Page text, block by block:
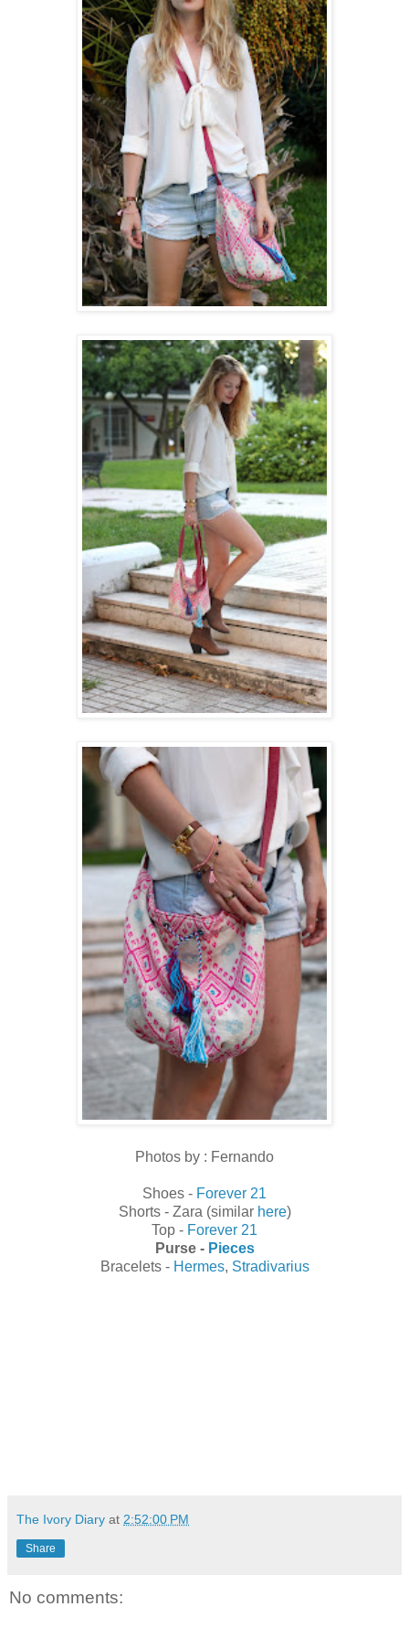
Photos by : Fernando
Shoes - Forever 21
Shorts - Zara (similar here)
Top - Forever 21
Purse - Pieces
Bracelets - Hermes, Stradivarius
The Ivory Diary at 2:52:00 PM
Share
No comments: